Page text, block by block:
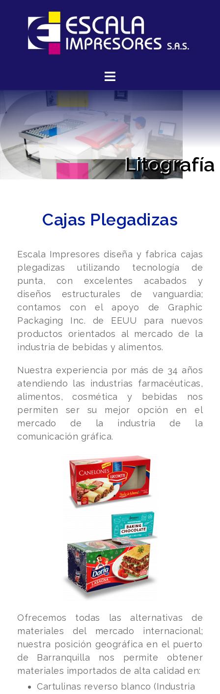
Litografía
Cajas Plegadizas
Escala Impresores diseña y fabrica cajas
plegadizas utilizando tecnología de
punta, con excelentes acabados y
diseños estructurales de vanguardia;
contamos con el apoyo de Graphic
Packaging Inc. de EEUU para nuevos
productos orientados al mercado de la
industria de bebidas y alimentos.
Nuestra experiencia por más de 34 años
atendiendo las industrias farmacéuticas,
alimentos, cosmética y bebidas nos
permiten ser su mejor opción en el
mercado de la industria de la
comunicación gráfica.
Ofrecemos todas las alternativas de
materiales del mercado internacional;
nuestra posición geográfica en el puerto
de Barranquilla nos permite obtener
materiales importados de alta calidad en:
Cartulinas reverso blanco (Industria